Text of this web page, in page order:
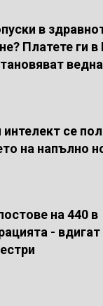
в
Платете ги
се
на напълно
на 440 в
-